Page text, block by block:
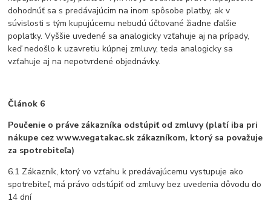
dohodnúť sa s predávajúcim na inom spôsobe platby, ak v
súvislosti s tým kupujúcemu nebudú účtované žiadne ďalšie
poplatky. Vyššie uvedené sa analogicky vzťahuje aj na prípady,
keď nedošlo k uzavretiu kúpnej zmluvy, teda analogicky sa
vzťahuje aj na nepotvrdené objednávky.
Článok 6
Poučenie o práve zákazníka odstúpiť od zmluvy (platí iba pri
nákupe cez www.vegatakac.sk zákazníkom, ktorý sa považuje
za spotrebiteľa)
6.1 Zákazník, ktorý vo vzťahu k predávajúcemu vystupuje ako
spotrebiteľ, má právo odstúpiť od zmluvy bez uvedenia dôvodu do
14 dní